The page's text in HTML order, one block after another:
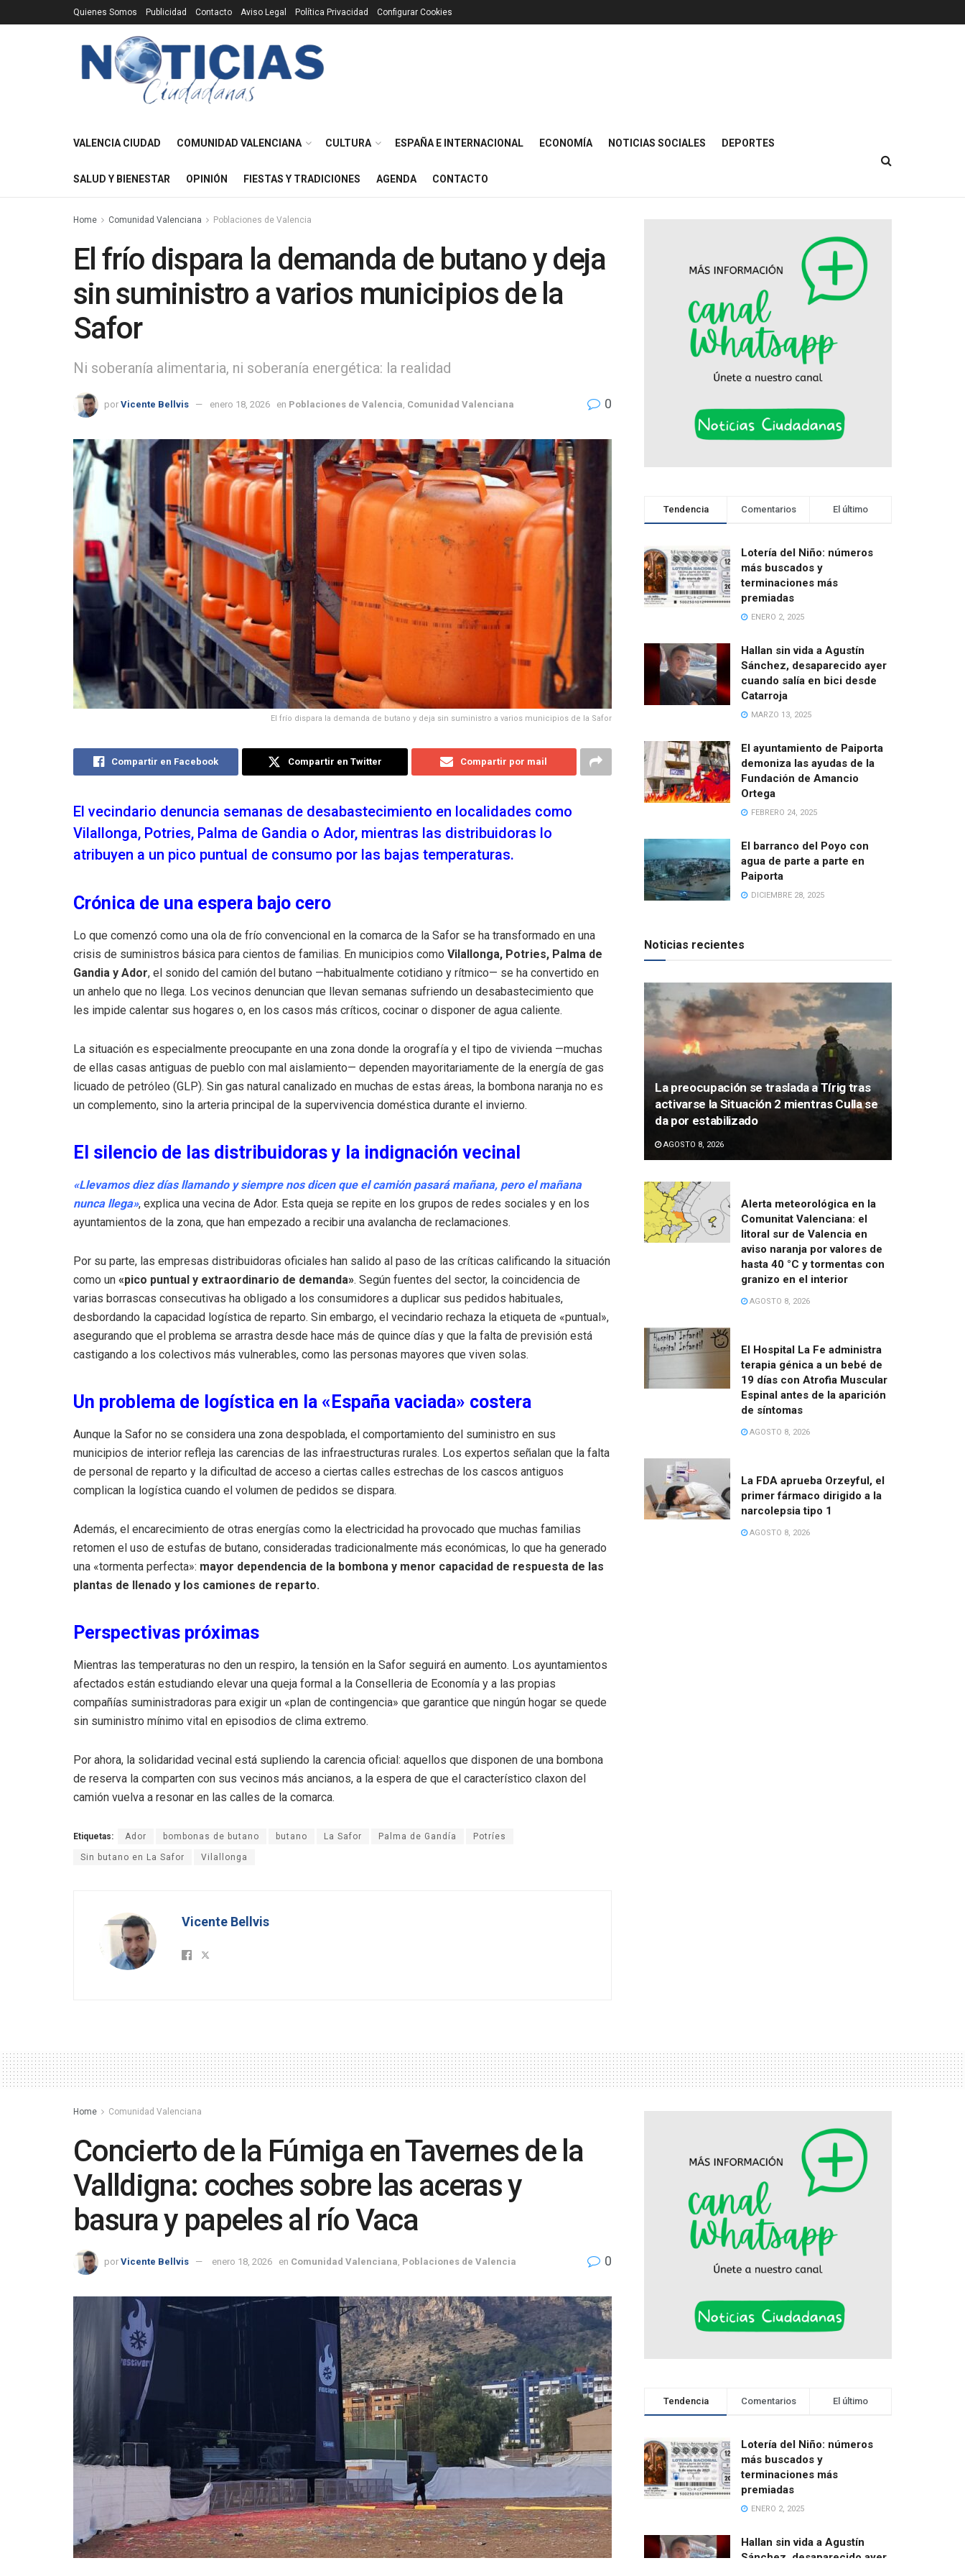
Quienes Somos Publicidad Contacto Aviso Legal Política Privacidad Configurar Cookies
VALENCIA CIUDAD COMUNIDAD VALENCIANA CULTURA ESPAÑA E INTERNACIONAL ECONOMÍA NOTICIAS SOCIALES DEPORTES
SALUD Y BIENESTAR OPINIÓN FIESTAS Y TRADICIONES AGENDA CONTACTO
Home Comunidad Valenciana Poblaciones de Valencia
El frío dispara la demanda de butano y deja
sin suministro a varios municipios de la
Safor
Ni soberanía alimentaria, ni soberanía energética: la realidad
por Vicente Bellvis enero 18, 2026 en Poblaciones de Valencia Comunidad Valenciana 0
El frío dispara la demanda de butano y deja sin suministro a varios municipios de la Safor
Compartir en Facebook Compartir en Twitter Compartir por mail
El vecindario denuncia semanas de desabastecimiento en localidades como
Vilallonga, Potries, Palma de Gandia o Ador, mientras las distribuidoras lo
atribuyen a un pico puntual de consumo por las bajas temperaturas.
Crónica de una espera bajo cero
Lo que comenzó como una ola de frío convencional en la comarca de la Safor se ha transformado en una
crisis de suministros básica para cientos de familias. En municipios como Vilallonga, Potries, Palma de
Gandia y Ador, el sonido del camión del butano —habitualmente cotidiano y rítmico— se ha convertido en
un anhelo que no llega. Los vecinos denuncian que llevan semanas sufriendo un desabastecimiento que
les impide calentar sus hogares o, en los casos más críticos, cocinar o disponer de agua caliente.
La situación es especialmente preocupante en una zona donde la orografía y el tipo de vivienda —muchas
de ellas casas antiguas de pueblo con mal aislamiento— dependen mayoritariamente de la energía de gas
licuado de petróleo (GLP). Sin gas natural canalizado en muchas de estas áreas, la bombona naranja no es
un complemento, sino la arteria principal de la supervivencia doméstica durante el invierno.
El silencio de las distribuidoras y la indignación vecinal
«Llevamos diez días llamando y siempre nos dicen que el camión pasará mañana, pero el mañana
nunca llega», explica una vecina de Ador. Esta queja se repite en los grupos de redes sociales y en los
ayuntamientos de la zona, que han empezado a recibir una avalancha de reclamaciones.
Por su parte, las empresas distribuidoras oficiales han salido al paso de las críticas calificando la situación
como un «pico puntual y extraordinario de demanda». Según fuentes del sector, la coincidencia de
varias borrascas consecutivas ha obligado a los consumidores a duplicar sus pedidos habituales,
desbordando la capacidad logística de reparto. Sin embargo, el vecindario rechaza la etiqueta de «puntual»,
asegurando que el problema se arrastra desde hace más de quince días y que la falta de previsión está
castigando a los colectivos más vulnerables, como las personas mayores que viven solas.
Un problema de logística en la «España vaciada» costera
Aunque la Safor no se considera una zona despoblada, el comportamiento del suministro en sus
municipios de interior refleja las carencias de las infraestructuras rurales. Los expertos señalan que la falta
de personal de reparto y la dificultad de acceso a ciertas calles estrechas de los cascos antiguos
complican la logística cuando el volumen de pedidos se dispara.
Además, el encarecimiento de otras energías como la electricidad ha provocado que muchas familias
retomen el uso de estufas de butano, consideradas tradicionalmente más económicas, lo que ha generado
una «tormenta perfecta»: mayor dependencia de la bombona y menor capacidad de respuesta de las
plantas de llenado y los camiones de reparto.
Perspectivas próximas
Mientras las temperaturas no den un respiro, la tensión en la Safor seguirá en aumento. Los ayuntamientos
afectados están estudiando elevar una queja formal a la Conselleria de Economía y a las propias
compañías suministradoras para exigir un «plan de contingencia» que garantice que ningún hogar se quede
sin suministro mínimo vital en episodios de clima extremo.
Por ahora, la solidaridad vecinal está supliendo la carencia oficial: aquellos que disponen de una bombona
de reserva la comparten con sus vecinos más ancianos, a la espera de que el característico claxon del
camión vuelva a resonar en las calles de la comarca.
Etiquetas: Ador bombonas de butano butano La Safor Palma de Gandía Potríes
Sin butano en La Safor Vilallonga
Vicente Bellvis
Tendencia Comentarios El último
Lotería del Niño: números
más buscados y
terminaciones más
premiadas
ENERO 2, 2025
Hallan sin vida a Agustín
Sánchez, desaparecido ayer
cuando salía en bici desde
Catarroja
MARZO 13, 2025
El ayuntamiento de Paiporta
demoniza las ayudas de la
Fundación de Amancio
Ortega
FEBRERO 24, 2025
El barranco del Poyo con
agua de parte a parte en
Paiporta
DICIEMBRE 28, 2025
Noticias recientes
La preocupación se traslada a Tírig tras
activarse la Situación 2 mientras Culla se
da por estabilizado
AGOSTO 8, 2026
Alerta meteorológica en la
Comunitat Valenciana: el
litoral sur de Valencia en
aviso naranja por valores de
hasta 40 °C y tormentas con
granizo en el interior
AGOSTO 8, 2026
El Hospital La Fe administra
terapia génica a un bebé de
19 días con Atrofia Muscular
Espinal antes de la aparición
de síntomas
AGOSTO 8, 2026
La FDA aprueba Orzeyful, el
primer fármaco dirigido a la
narcolepsia tipo 1
AGOSTO 8, 2026
Home Comunidad Valenciana
Concierto de la Fúmiga en Tavernes de la
Valldigna: coches sobre las aceras y
basura y papeles al río Vaca
por Vicente Bellvis enero 18, 2026 en Comunidad Valenciana Poblaciones de Valencia 0
Tendencia Comentarios El último
Lotería del Niño: números
más buscados y
terminaciones más
premiadas
ENERO 2, 2025
Hallan sin vida a Agustín
Sánchez, desaparecido ayer